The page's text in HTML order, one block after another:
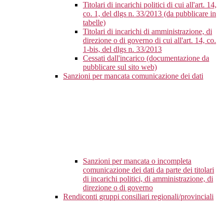
Titolari di incarichi politici di cui all'art. 14,
co. 1, del dlgs n. 33/2013 (da pubblicare in
tabelle)
Titolari di incarichi di amministrazione, di
direzione o di governo di cui all'art. 14, co.
1-bis, del dlgs n. 33/2013
Cessati dall'incarico (documentazione da
pubblicare sul sito web)
Sanzioni per mancata comunicazione dei dati
Sanzioni per mancata o incompleta
comunicazione dei dati da parte dei titolari
di incarichi politici, di amministrazione, di
direzione o di governo
Rendiconti gruppi consiliari regionali/provinciali